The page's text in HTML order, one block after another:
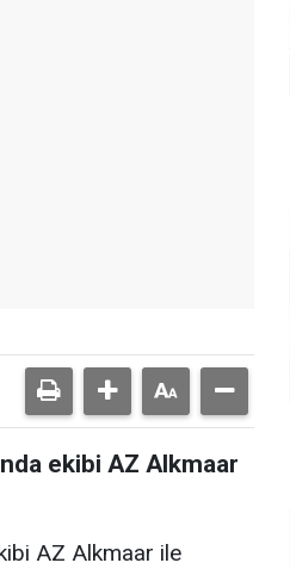
ekibi AZ Alkmaar
AZ Alkmaar ile